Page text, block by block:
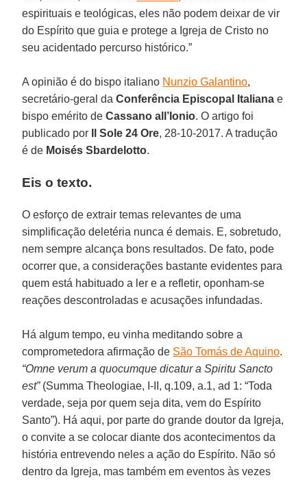
espirituais e teológicas, eles não podem deixar de vir
do Espírito que guia e protege a Igreja de Cristo no
seu acidentado percurso histórico.”
A opinião é do bispo italiano Nunzio Galantino,
secretário-geral daConferência Episcopal Italiana e
bispo emérito deCassano all’Ionio. O artigo foi
publicado por
Il Sole 24 Ore, 28-10-2017. A tradução
é de Moisés Sbardelotto.
Eis o texto.
O esforço de extrair temas relevantes de uma
simplificação deletéria nunca é demais. E, sobretudo,
nem sempre alcança bons resultados. De fato, pode
ocorrer que, a considerações bastante evidentes para
quem está habituado a ler e a refletir, oponham-se
reações descontroladas e acusações infundadas.
Há algum tempo, eu vinha meditando sobre a
comprometedora afirmação de São Tomás de Aquino.
“Omne verum a quocumque dicatur a Spiritu Sancto
est”(Summa Theologiae, I-II, q.109, a.1, ad 1: “Toda
verdade, seja por quem seja dita, vem do Espírito
Santo”). Há aqui, por parte do grande doutor da Igreja,
o convite a se colocar diante dos acontecimentos da
história entrevendo neles a ação do Espírito. Não só
dentro da Igreja, mas também em eventos às vezes